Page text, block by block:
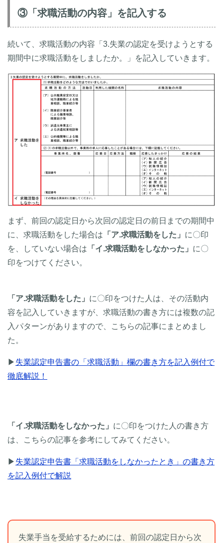
③「求職活動の内容」を記入する
続いて、求職活動の内容「3.失業の認定を受けようとする
期間中に求職活動をしましたか。」を記入していきます。
まず、前回の認定日から次回の認定日の前日までの期間中
に、求職活動をした場合は 「ア.求職活動をした」 に〇印
を、していない場合は 「イ.求職活動をしなかった」 に〇
印をつけてください。
「ア.求職活動をした」 に〇印をつけた人は、その活動内
容を記入していきますが、求職活動の書き方には複数の記
入パターンがありますので、こちらの記事にまとめまし
た。
▶ 失業認定申告書の「求職活動」欄の書き方を記入例付で
徹底解説！
「イ.求職活動をしなかった」 に〇印をつけた人の書き方
は、こちらの記事を参考にしてみてください。
▶ 失業認定申告書「求職活動をしなかったとき」の書き方
を記入例付で解説
失業手当を受給するためには、前回の認定日から次